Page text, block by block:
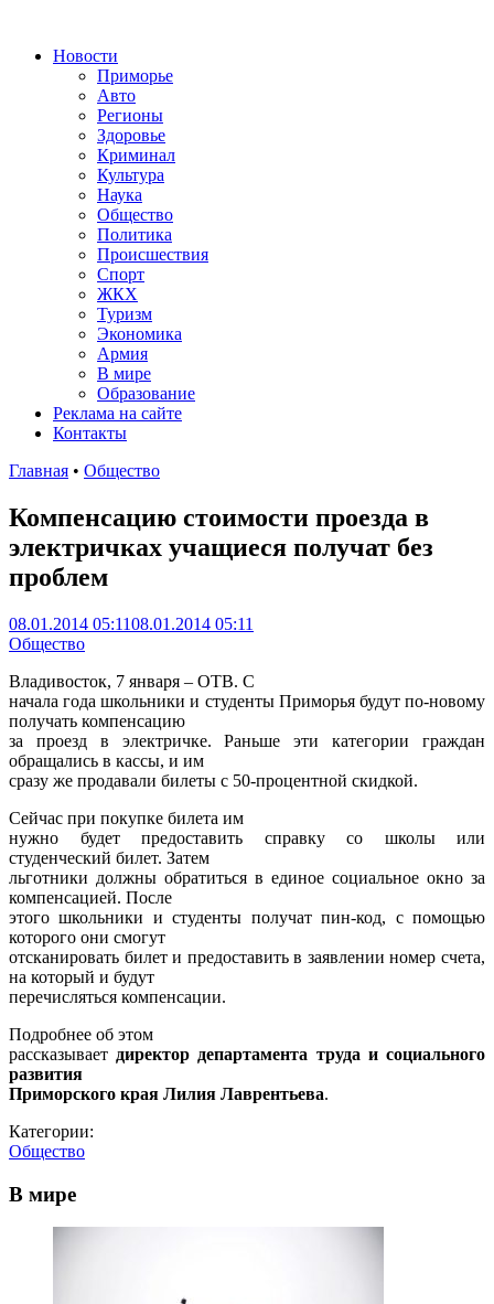
Новости
Приморье
Авто
Регионы
Здоровье
Криминал
Культура
Наука
Общество
Политика
Происшествия
Спорт
ЖКХ
Туризм
Экономика
Армия
В мире
Образование
Реклама на сайте
Контакты
Главная • Общество
Компенсацию стоимости проезда в
электричках учащиеся получат без
проблем
08.01.2014 05:1108.01.2014 05:11
Общество
Владивосток, 7 января – ОТВ. С
начала года школьники и студенты Приморья будут по-новому
получать компенсацию
за проезд в электричке. Раньше эти категории граждан
обращались в кассы, и им
сразу же продавали билеты с 50-процентной скидкой.
Сейчас при покупке билета им
нужно будет предоставить справку со школы или
студенческий билет. Затем
льготники должны обратиться в единое социальное окно за
компенсацией. После
этого школьники и студенты получат пин-код, с помощью
которого они смогут
отсканировать билет и предоставить в заявлении номер счета,
на который и будут
перечисляться компенсации.
Подробнее об этом
рассказывает директор департамента труда и социального
развития
Приморского края Лилия Лаврентьева.
Категории:
Общество
В мире